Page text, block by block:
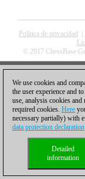
Política de privacidad
© 2017 ChessBase
We use cookies and
the user experience and
use, analysis cookies
required cookies. Here
necessary partially) with
data protection declaration
Detailed
information